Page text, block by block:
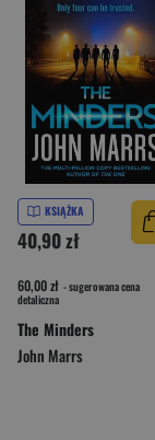
KSIĄŻKA
40,90 zł
60,00 zł - sugerowana cena
detaliczna
The Minders
John Marrs